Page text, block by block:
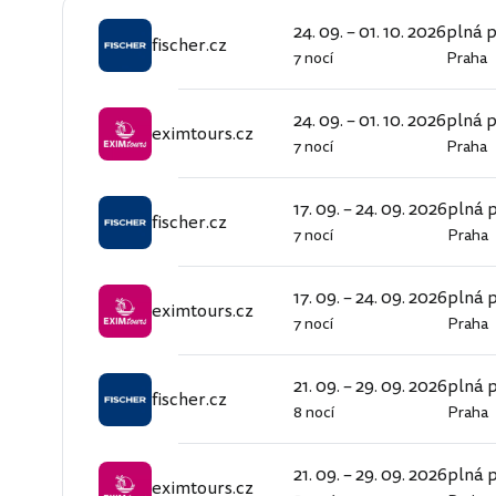
fischer.cz 24. 09. – 01. 10. 2026
7 nocí
plná
Praha
eximtours.cz
eximtours.cz 24. 09. – 01. 10. 2026
7 nocí
plná
Praha
fischer.cz 17. 09. – 24. 09. 2026
7 nocí
plná
Praha
eximtours.cz
eximtours.cz 17. 09. – 24. 09. 2026
7 nocí
plná
Praha
fischer.cz 21. 09. – 29. 09. 2026
8 nocí
plná
Praha
eximtours.cz 21. 09. – 29. 09. 2026plná